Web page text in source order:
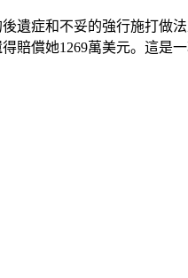
遺症和不妥的強行施打做
償她1269萬美元。這是